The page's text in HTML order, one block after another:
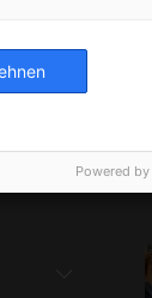
Powered by